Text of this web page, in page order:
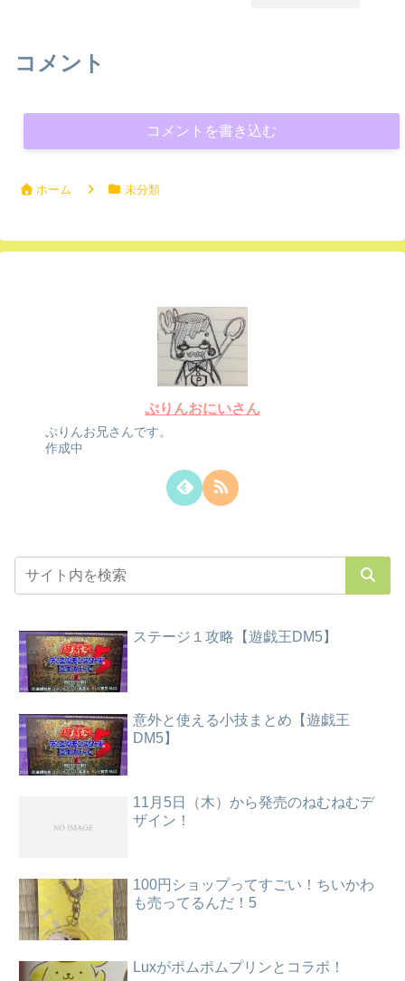
コメント
コメントを書き込む
ホーム 未分類
ぷりんおにいさん
ぷりんお兄さんです。
作成中
ステージ１攻略【遊戯王DM5】
意外と使える小技まとめ【遊戯王
DM5】
11月5日（木）から発売のねむねむデ
ザイン！
100円ショップってすごい！ちいかわ
も売ってるんだ！5
Luxがポムポムプリンとコラボ！